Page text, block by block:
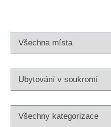
Info
Safe in Dalmatia
cs